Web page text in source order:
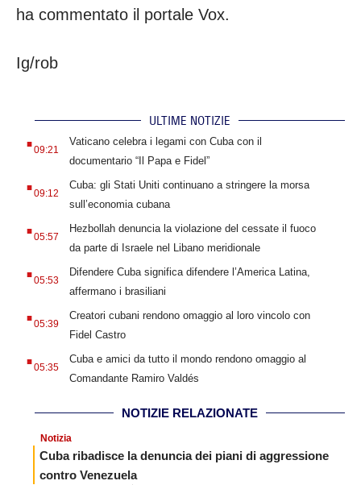
ha commentato il portale Vox.
Ig/rob
ULTIME NOTIZIE
.09:21
Vaticano celebra i legami con Cuba con il
documentario “Il Papa e Fidel”
.09:12
Cuba: gli Stati Uniti continuano a stringere la morsa
sull’economia cubana
.05:57
Hezbollah denuncia la violazione del cessate il fuoco
da parte di Israele nel Libano meridionale
.05:53
Difendere Cuba significa difendere l’America Latina,
affermano i brasiliani
.05:39
Creatori cubani rendono omaggio al loro vincolo con
Fidel Castro
.05:35
Cuba e amici da tutto il mondo rendono omaggio al
Comandante Ramiro Valdés
NOTIZIE RELAZIONATE
Notizia
Cuba ribadisce la denuncia dei piani di aggressione
contro Venezuela